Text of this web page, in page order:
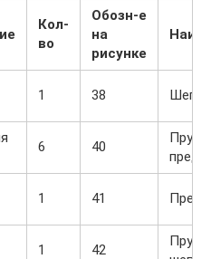
Кол-
во
Обозн-е
на
рисунке
1 38
6 40
1 41
1 42